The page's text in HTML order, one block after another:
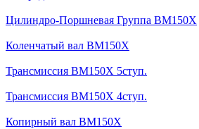
Цилиндро-Поршневая Группа BM150X
Коленчатый вал BM150X
Трансмиссия BM150X 5ступ.
Трансмиссия BM150X 4ступ.
Копирный вал BM150X